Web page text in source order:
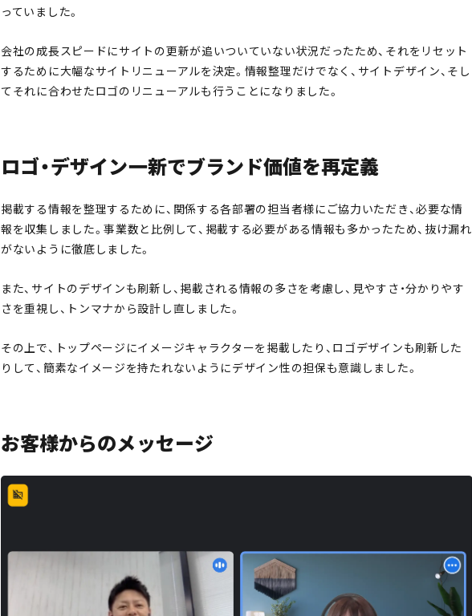
っていました。
会社の成長スピードにサイトの更新が追いついていない状況だったため、それをリセット
するために大幅なサイトリニューアルを決定。情報整理だけでなく、サイトデザイン、そし
てそれに合わせたロゴのリニューアルも行うことになりました。
ロゴ・デザイン一新でブランド価値を再定義
掲載する情報を整理するために、関係する各部署の担当者様にご協力いただき、必要な情
報を収集しました。事業数と比例して、掲載する必要がある情報も多かったため、抜け漏れ
がないように徹底しました。
また、サイトのデザインも刷新し、掲載される情報の多さを考慮し、見やすさ・分かりやす
さを重視し、トンマナから設計し直しました。
その上で、トップページにイメージキャラクターを掲載したり、ロゴデザインも刷新した
りして、簡素なイメージを持たれないようにデザイン性の担保も意識しました。
お客様からのメッセージ